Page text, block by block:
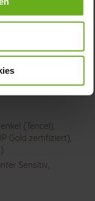
diesen in
(Tencel),
Gold zertifiziert),
Sensitiv,